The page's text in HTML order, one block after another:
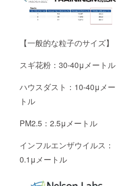
【一般的な粒子のサイズ】
スギ花粉：30-40μメートル
ハウスダスト：10-40μメー
トル
PM2.5：2.5μメートル
インフルエンザウイルス：
0.1μメートル